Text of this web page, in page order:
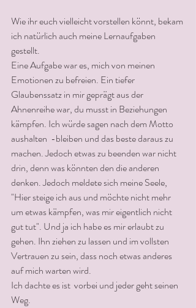
Wie ihr euch vielleicht vorstellen könnt, bekam
ich natürlich auch meine Lernaufgaben
gestellt.
Eine Aufgabe war es, mich von meinen
Emotionen zu befreien. Ein tiefer
Glaubenssatz in mir geprägt aus der
Ahnenreihe war, du musst in Beziehungen
kämpfen. Ich würde sagen nach dem Motto
aushalten  -bleiben und das beste daraus zu
machen. Jedoch etwas zu beenden war nicht
drin, denn was könnten den die anderen
denken. Jedoch meldete sich meine Seele,
"Hier steige ich aus und möchte nicht mehr
um etwas kämpfen, was mir eigentlich nicht
gut tut". Und ja ich habe es mir erlaubt zu
gehen. Ihn ziehen zu lassen und im vollsten
Vertrauen zu sein, dass noch etwas anderes
auf mich warten wird.
Ich dachte es ist  vorbei und jeder geht seinen
Weg.